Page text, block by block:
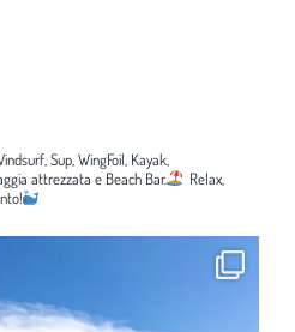
Sup, WingFoil, Kayak,
attrezzata e Beach Bar.
Relax,